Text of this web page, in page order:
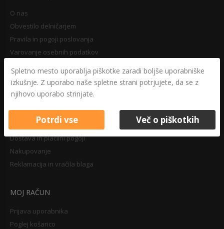
O nas
Obvestilo delničarjem
Pravila in pogoji poslovanja
Varovanje osebnih podatkov
Pravilnik o zasebnosti
Pravno obvestilo
NAKUPOVANJE
Dostava in plačilni pogoji
Nakupovanje
Reklamacija in vračila blaga
MOJ RAČUN
Prijava uporabnika
Poglej košarico
Spletno mesto uporablja piškotke zaradi boljše uporabniške
izkušnje. Z uporabo naše spletne strani potrjujete, da se z
njihovo uporabo strinjate.
Potrdi vse Več o piškotkih